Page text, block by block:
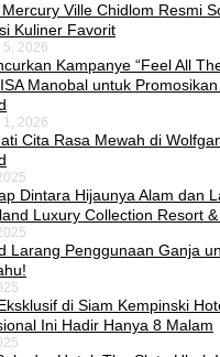
Ville Chidlom Resmi
Kuliner Favorit
5, 2026
Kampanye “Feel All
Manobal untuk
1, 2026
Cita Rasa Mewah di
Dintara Hijaunya Alam dan
Luxury Collection Resort
Larang Penggunaan Ganja
di Siam Kempinski
Ini Hadir Hanya 8 Malam